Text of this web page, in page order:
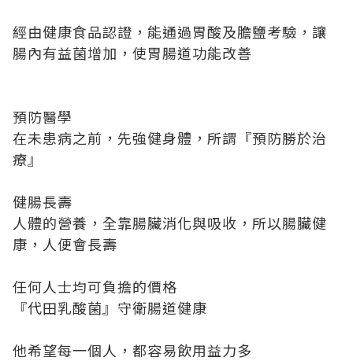
經由健康食品認證，能通過胃酸及膽鹽考驗，讓
腸內有益菌增加，使胃腸道功能改善
預防醫學
在未患病之前，先強健身體，所謂『預防勝於治
療』
健腸長壽
人體的營養，全靠腸臟消化與吸收，所以腸臟健
康，人便會長壽
任何人士均可負擔的價格
『代田乳酸菌』守衛腸道健康
他希望每一個人，都容易飲用益力多